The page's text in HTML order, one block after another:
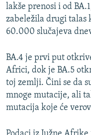
lakše prenosi i od
zabeležila drugi talas
60.000 slučajeva
BA.4 je prvi put
Africi, dok je BA.5
toj zemlji. Čini se da
mnoge mutacije, ali
mutacija koje će